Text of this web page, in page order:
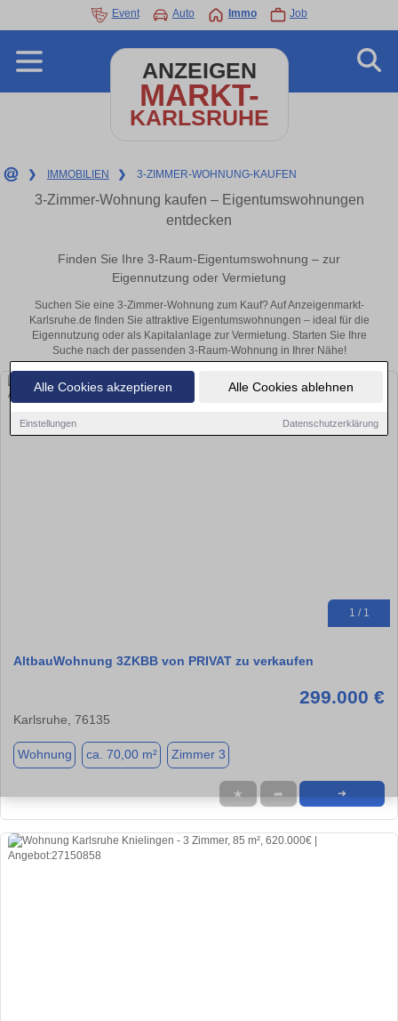
Alle Cookies akzeptieren Alle Cookies ablehnen
Einstellungen Datenschutzerklärung
Event Auto Immo Job
ANZEIGEN
MARKT-
KARLSRUHE
❯ IMMOBILIEN ❯ 3-ZIMMER-WOHNUNG-KAUFEN
3-Zimmer-Wohnung kaufen – Eigentumswohnungen
entdecken
Finden Sie Ihre 3-Raum-Eigentumswohnung – zur
Eigennutzung oder Vermietung
Suchen Sie eine 3-Zimmer-Wohnung zum Kauf? Auf Anzeigenmarkt-
Karlsruhe.de finden Sie attraktive Eigentumswohnungen – ideal für die
Eigennutzung oder als Kapitalanlage zur Vermietung. Starten Sie Ihre
Suche nach der passenden 3-Raum-Wohnung in Ihrer Nähe!
1 / 1
AltbauWohnung 3ZKBB von PRIVAT zu verkaufen
299.000 €
Karlsruhe, 76135
Wohnung ca. 70,00 m² Zimmer 3
★ ➦ ➜